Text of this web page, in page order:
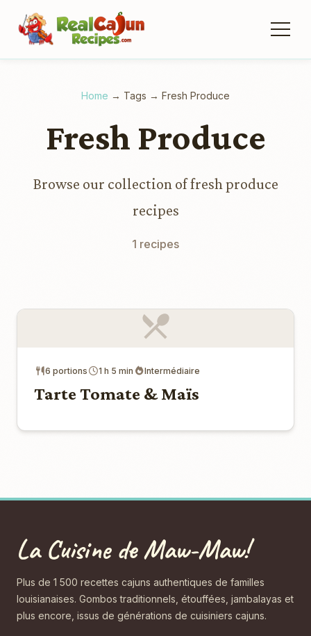
Home → Tags → Fresh Produce
Fresh Produce
Browse our collection of fresh produce
recipes
1 recipes
6 portions 1 h 5 min Intermédiaire
Tarte Tomate & Maïs
La Cuisine de Maw-Maw!
Plus de 1 500 recettes cajuns authentiques de familles
louisianaises. Gombos traditionnels, étouffées, jambalayas et
plus encore, issus de générations de cuisiniers cajuns.